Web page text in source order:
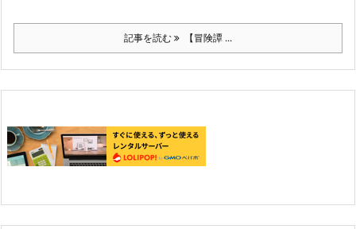
記事を読む 【冒険譚 ...